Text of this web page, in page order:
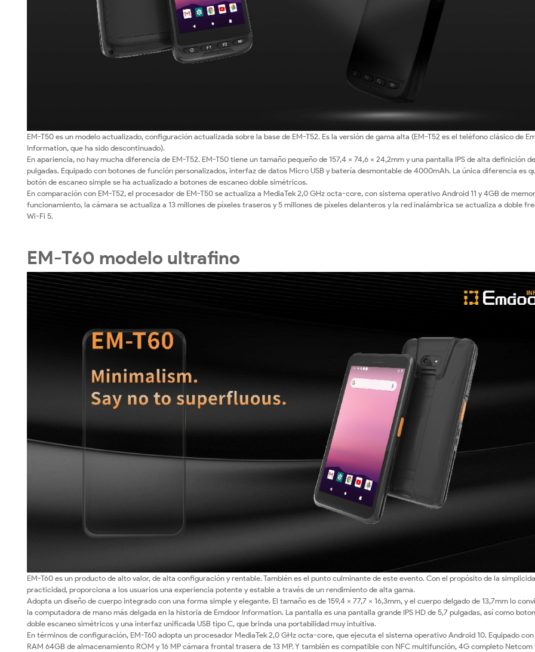
EM-T50 es un modelo actualizado, configuración actualizada sobre la base de EM-T52. Es la versión de gama alta (EM-T52 es el teléfono clásico de
Information, que ha sido descontinuado).
En apariencia, no hay mucha diferencia de EM-T52. EM-T50 tiene un tamaño pequeño de 157,4 × 74,6 × 24,2mm y una pantalla IPS de alta definición
pulgadas. Equipado con botones de función personalizados, interfaz de datos Micro USB y batería desmontable de 4000mAh. La única diferencia es
botón de escaneo simple se ha actualizado a botones de escaneo doble simétricos.
En comparación con EM-T52, el procesador de EM-T50 se actualiza a MediaTek 2,0 GHz octa-core, con sistema operativo Android 11 y 4GB de
funcionamiento, la cámara se actualiza a 13 millones de píxeles traseros y 5 millones de píxeles delanteros y la red inalámbrica se actualiza a doble
Wi-Fi 5.
EM-T60 modelo ultrafino
EM-T60 es un producto de alto valor, de alta configuración y rentable. También es el punto culminante de este evento. Con el propósito de la
practicidad, proporciona a los usuarios una experiencia potente y estable a través de un rendimiento de alta gama.
Adopta un diseño de cuerpo integrado con una forma simple y elegante. El tamaño es de 159,4 × 77,7 × 16,3mm, y el cuerpo delgado de 13,7mm lo
la computadora de mano más delgada en la historia de Emdoor Information. La pantalla es una pantalla grande IPS HD de 5,7 pulgadas, así como
doble escaneo simétricos y una interfaz unificada USB tipo C, que brinda una portabilidad muy intuitiva.
En términos de configuración, EM-T60 adopta un procesador MediaTek 2,0 GHz octa-core, que ejecuta el sistema operativo Android 10. Equipado
RAM 64GB de almacenamiento ROM y 16 MP cámara frontal trasera de 13 MP. Y también es compatible con NFC multifunción, 4G completo Netcom